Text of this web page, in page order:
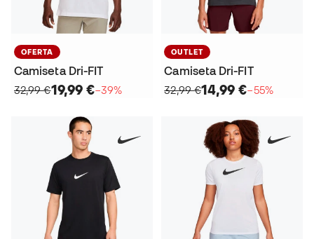
OFERTA
Camiseta Dri-FIT
32,99 €19,99 €−39%
OUTLET
Camiseta Dri-FIT
32,99 €14,99 €−55%